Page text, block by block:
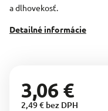
a dlhovekosť.
Detailné informácie
3,06 €
2,49 € bez DPH